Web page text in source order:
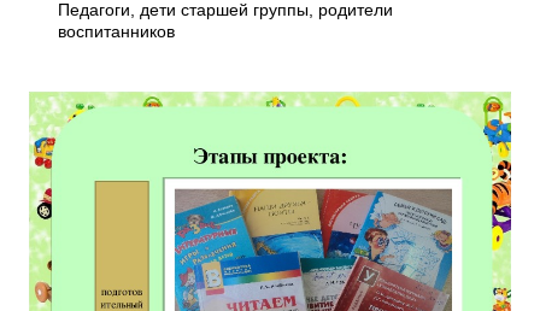
Педагоги, дети старшей группы, родители
воспитанников